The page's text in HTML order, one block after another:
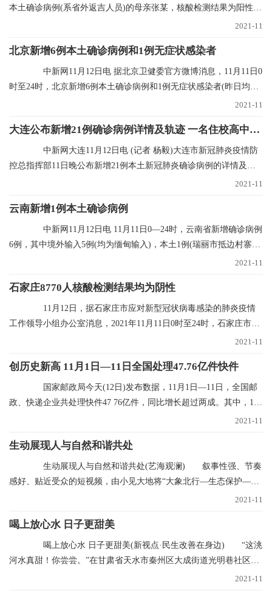
本土确诊病例(系省外返吉人员)的母亲张某，核酸检测结果为阳性，
2021-11
北京新增6例本土确诊病例和1例无症状感染者
中新网11月12日电 据北京卫健委官方微博消息，11月11日0
时至24时，北京新增6例本土确诊病例和1例无症状感染者(昨日均已
2021-11
大连公布新增21例确诊病例详情及轨迹 一名住校高中生确诊
中新网大连11月12日电 (记者 杨毅)大连市新冠肺炎疫情防
控总指挥部11日晚公布新增21例本土新冠肺炎确诊病例的详情及行
2021-11
云南新增1例本土确诊病例
中新网11月12日电 11月11日0—24时，云南省新增确诊病例
6例，其中境外输入5例(均为缅甸输入)，本土1例(瑞丽市抵边村寨重
2021-11
石家庄8770人核酸检测结果均为阴性
11月12日，据石家庄市应对新型冠状病毒感染的肺炎疫情
工作领导小组办公室消息，2021年11月11日0时至24时，石家庄市对
2021-11
创历史新高 11月1日—11日全国处理47.76亿件快件
国家邮政局今天(12日)发布数据，11月1日—11日，全国邮
政、快递企业共处理快件47 76亿件，同比增长超过两成。其中，11
2021-11
生动展现人与自然和谐共处
生动展现人与自然和谐共处(艺海观澜) 叙事性强、节奏
感好、贴近受众的短视频，由小见大地将“大象北行—生态保护—文
2021-11
喝上放心水 日子更甜美
喝上放心水 日子更甜美(新视点·民生改善在身边) “这洮
河水真甜！你尝尝。”在甘肃省天水市秦州区大成街道光明巷社区，
2021-11